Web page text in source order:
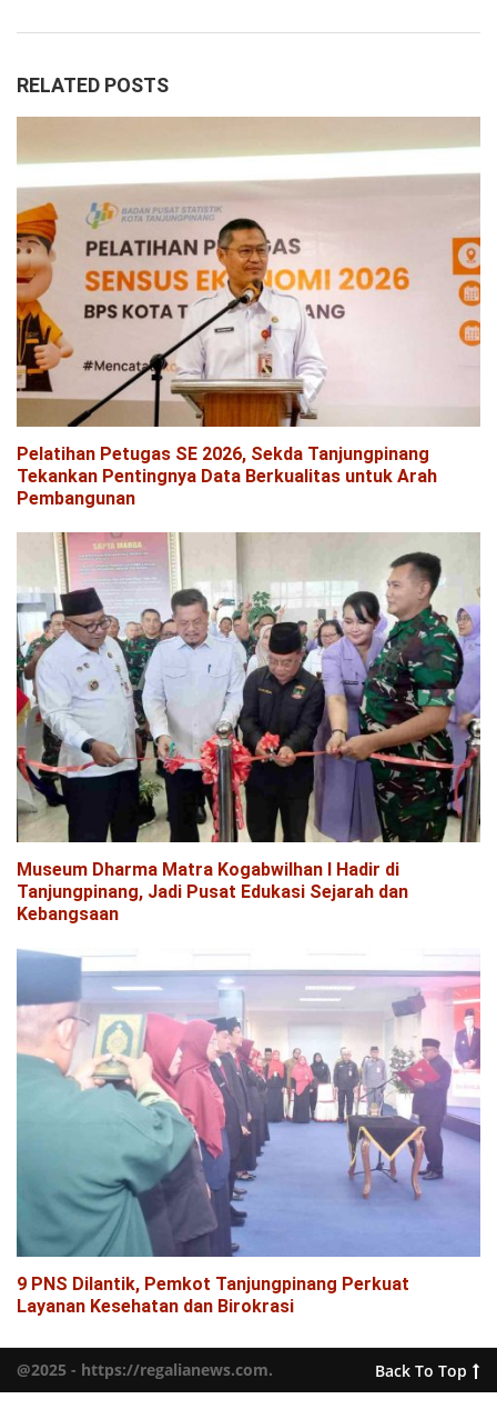
RELATED POSTS
Pelatihan Petugas SE 2026, Sekda Tanjungpinang
Tekankan Pentingnya Data Berkualitas untuk Arah
Pembangunan
Museum Dharma Matra Kogabwilhan I Hadir di
Tanjungpinang, Jadi Pusat Edukasi Sejarah dan
Kebangsaan
9 PNS Dilantik, Pemkot Tanjungpinang Perkuat
Layanan Kesehatan dan Birokrasi
@2025 - https://regalianews.com. Back To Top